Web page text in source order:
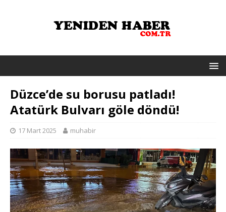
Düzce’de su borusu patladı!
Atatürk Bulvarı göle döndü!
17 Mart 2025 muhabir